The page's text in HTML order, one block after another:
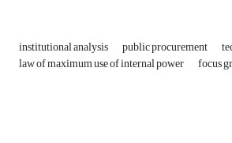
institutional analysis public procurement
law of maximum use of internal power focus